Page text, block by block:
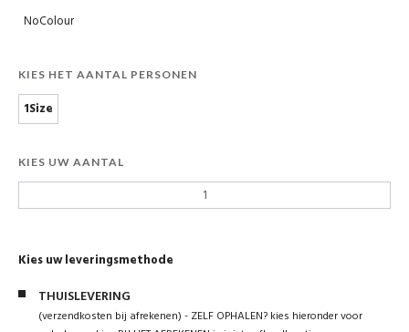
NoColour
KIES HET AANTAL PERSONEN
1Size
KIES UW AANTAL
Kies uw leveringsmethode
THUISLEVERING
(verzendkosten bij afrekenen) - ZELF OPHALEN? kies hieronder voor